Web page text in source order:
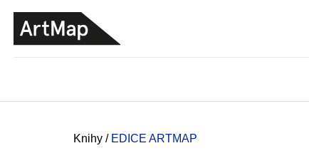
Domů
Knihy / EDICE ARTMAP
ZPĚT
DO
OBCHODU
ZPĚT
DO
OBCHODU